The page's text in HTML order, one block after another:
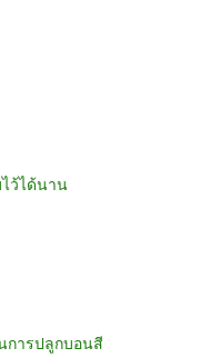
ว้ได้นาน
การปลูกบอนสี